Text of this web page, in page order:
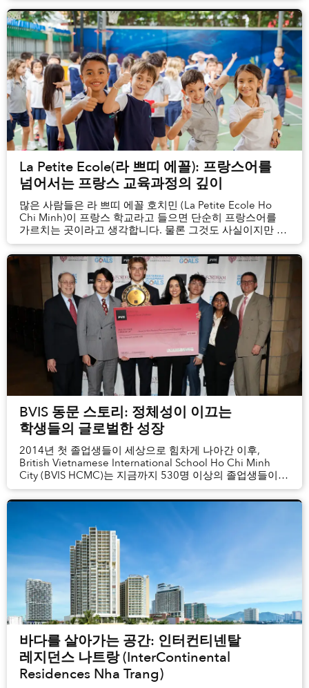
Readers' Choice Awards)에서 베트남 10대 리조트에
이름을 올린 라 베란다 리조트 푸꾸옥...
La Petite Ecole(라 쁘띠 에꼴): 프랑스어를
넘어서는 프랑스 교육과정의 깊이
많은 사람들은 라 쁘띠 에꼴 호치민 (La Petite Ecole Ho
Chi Minh)이 프랑스 학교라고 들으면 단순히 프랑스어를
가르치는 곳이라고 생각합니다. 물론 그것도 사실이지만 그
이상의 의미가 있습니다. 이 학교는 유치원부터 초등 과정
(1~11세)까지 프랑스어와 영어로 학생들을 교육하는
이중언어 학교이며, 프랑스 교육부가 정한 프랑스 국가
교육과...
BVIS 동문 스토리: 정체성이 이끄는
학생들의 글로벌한 성장
2014년 첫 졸업생들이 세상으로 힘차게 나아간 이후,
British Vietnamese International School Ho Chi Minh
City (BVIS HCMC)는 지금까지 530명 이상의 졸업생들이
다양하고 상호 연결된 글로벌 사회에서 성장할 수 있도록
든든한 출발점이 되어 왔습니다. BVIS는 영국 국가
교육과정의 엄격한 학문적 기준과 ...
바다를 살아가는 공간: 인터컨티넨탈
레지던스 나트랑 (InterContinental
Residences Nha Trang)